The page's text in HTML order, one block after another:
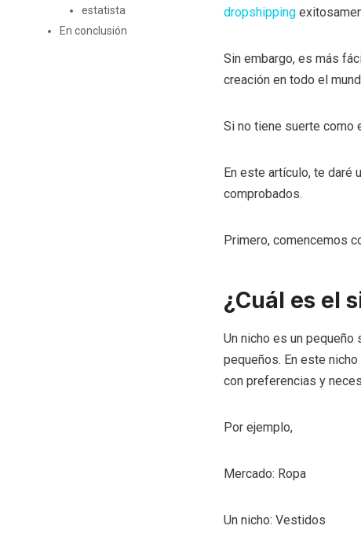
estatista
En conclusión
dropshipping
Sin embargo, es más
creación en todo el
Si no tiene suerte como
En este artículo, te daré
comprobados.
Primero, comencemos
¿Cuál es el
Un nicho es un
pequeños. En este
con preferencias y
Por ejemplo,
Mercado: Ropa
Un nicho: Vestidos